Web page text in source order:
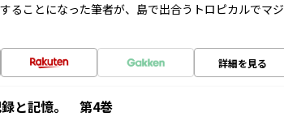
ることになった筆者が、島で出合うトロピカルでマジ
詳細を見る
と記憶。 第4巻